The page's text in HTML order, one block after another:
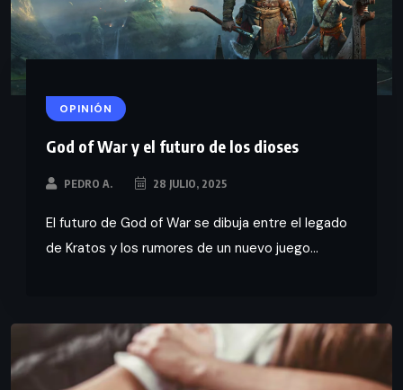
OPINIÓN
God of War y el futuro de los dioses
PEDRO A. 28 JULIO, 2025
El futuro de God of War se dibuja entre el legado
de Kratos y los rumores de un nuevo juego...